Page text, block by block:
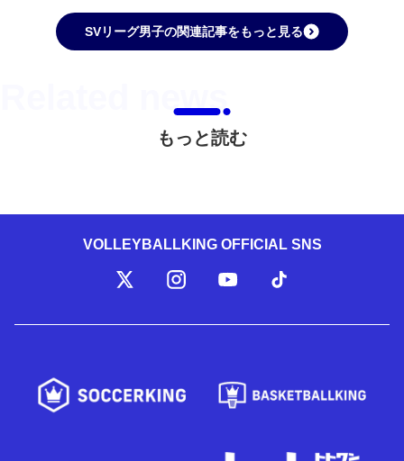
SVリーグ男子の関連記事をもっと見る
もっと読む
VOLLEYBALLKING OFFICIAL SNS